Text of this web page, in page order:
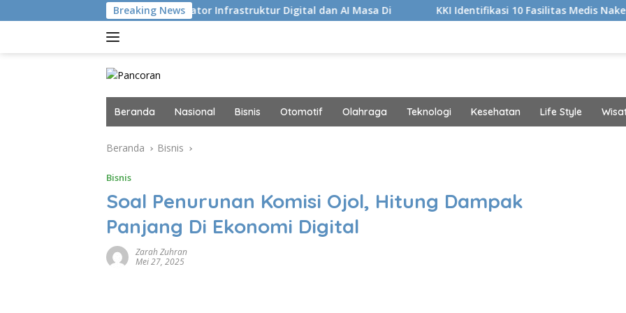
ke
Breaking News
Navigator Infrastruktur Digital dan AI Masa Di KKI Identifikasi 10 Fasilitas Medis Nakes yang Diduga
Beranda Nasional Bisnis Otomotif Olahraga Teknologi Kesehatan Life Style
Beranda Bisnis
Bisnis
Soal Penurunan Komisi Ojol, Hitung Dampak
Panjang Di Ekonomi Digital
Zarah Zuhran
Mei 27, 2025